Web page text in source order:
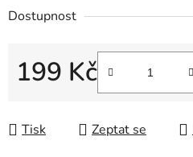
Dostupnost
199 Kč
Tisk Zeptat se